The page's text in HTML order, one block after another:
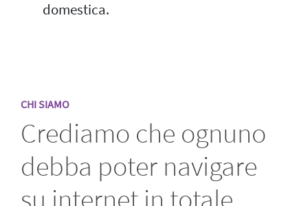
domestica.
CHI SIAMO
Crediamo che ognuno
debba poter navigare